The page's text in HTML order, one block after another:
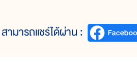
สามารถแชร์ได้ผ่าน :